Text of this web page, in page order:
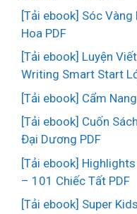
[Tải ebook] Sóc Vàng
Hoa PDF
[Tải ebook] Luyện
Writing Smart Start
[Tải ebook] Cẩm
[Tải ebook] Cuốn
Đại Dương PDF
[Tải ebook]
– 101 Chiếc Tất PDF
[Tải ebook] Super